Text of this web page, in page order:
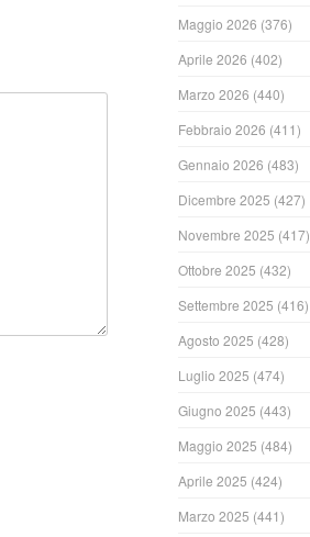
Maggio 2026 (376)
Aprile 2026 (402)
Marzo 2026 (440)
Febbraio 2026 (411)
Gennaio 2026 (483)
Dicembre 2025 (427)
Novembre 2025 (417)
Ottobre 2025 (432)
Settembre 2025 (416)
Agosto 2025 (428)
Luglio 2025 (474)
Giugno 2025 (443)
Maggio 2025 (484)
Aprile 2025 (424)
Marzo 2025 (441)